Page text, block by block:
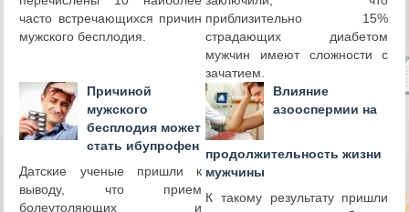
часто встречающихся причин
мужского бесплодия.
приблизительно 15%
страдающих диабетом
мужчин имеют сложности с
зачатием.
Причиной
мужского
бесплодия может
стать ибупрофен
Датские ученые пришли к
выводу, что прием
болеутоляющих и
Влияние
азооспермии на
продолжительность жизни
мужчины
К такому результату пришли